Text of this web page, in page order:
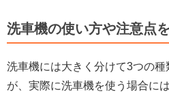
洗車機の使い方や注意点
洗車機には大きく分けて3つの
が、実際に洗車機を使う場合に